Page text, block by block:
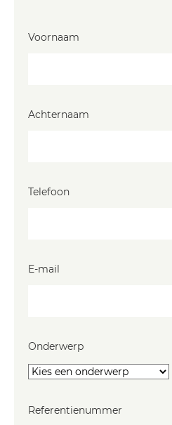
Voornaam
Achternaam
Telefoon
E-mail
Onderwerp
Referentienummer